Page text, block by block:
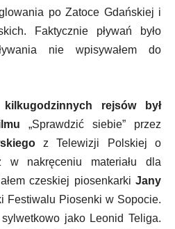
po Zatoce Gdańskiej i
Faktycznie pływań było
nie wpisywałem do
rejsów był
„Sprawdzić siebie” przez
z Telewizji Polskiej o
w nakręceniu materiału dla
czeskiej piosenkarki Jany
Festiwalu Piosenki w Sopocie.
jako Leonid Teliga.